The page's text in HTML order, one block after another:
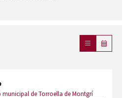
municipal de Torroella de Montgrí